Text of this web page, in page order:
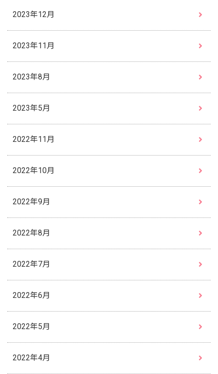
2023年12月
2023年11月
2023年8月
2023年5月
2022年11月
2022年10月
2022年9月
2022年8月
2022年7月
2022年6月
2022年5月
2022年4月